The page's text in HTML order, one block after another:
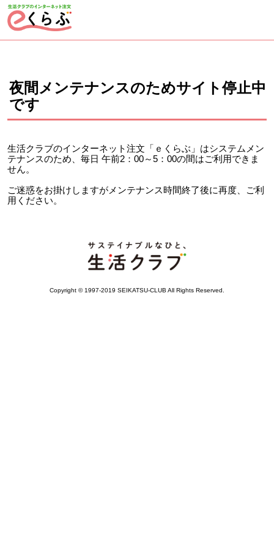
ページの先頭です。
夜間メンテナンスのためサイト停止中
です
生活クラブのインターネット注文「ｅくらぶ」はシステムメン
テナンスのため、毎日 午前2：00～5：00の間はご利用できま
せん。
ご迷惑をお掛けしますがメンテナンス時間終了後に再度、ご利
用ください。
Copyright © 1997-2019 SEIKATSU-CLUB All Rights Reserved.